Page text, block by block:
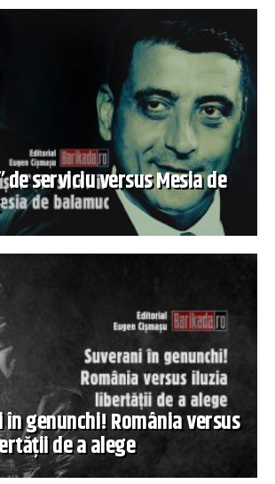
serviciu versus Mesia de
genunchi! România versus
de a alege